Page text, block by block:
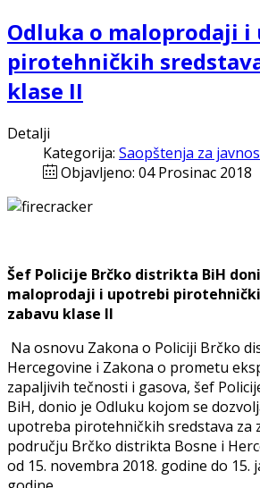
Odluka o maloprodaji
pirotehničkih
klase II
Detalji
Kategorija: Saopštenja za
Objavljeno: 04 Prosinac 2018
Šef Policije Brčko distrikta BiH
maloprodaji i upotrebi
zabavu klase II
Na osnovu Zakona o Policiji Brčko
Hercegovine i Zakona o prometu
zapaljivih tečnosti i gasova, šef
BiH, donio je Odluku kojom se
upotreba pirotehničkih sredstava za
području Brčko distrikta Bosne i
od 15. novembra 2018. godine do 15.